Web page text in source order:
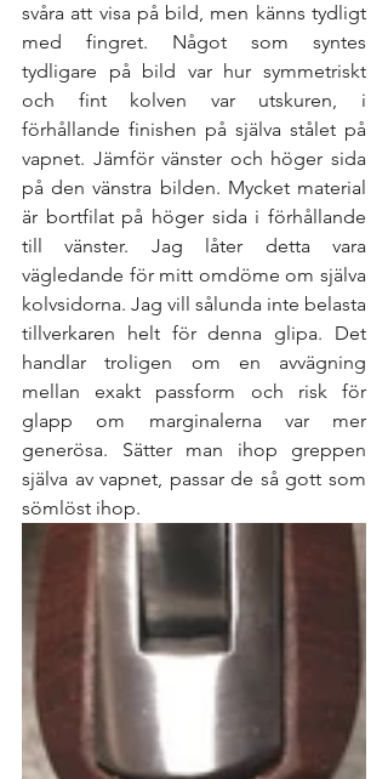
svåra att visa på bild, men känns tydligt
med fingret. Något som syntes
tydligare på bild var hur symmetriskt
och fint kolven var utskuren, i
förhållande finishen på själva stålet på
vapnet. Jämför vänster och höger sida
på den vänstra bilden. Mycket material
är bortfilat på höger sida i förhållande
till vänster. Jag låter detta vara
vägledande för mitt omdöme om själva
kolvsidorna. Jag vill sålunda inte belasta
tillverkaren helt för denna glipa. Det
handlar troligen om en avvägning
mellan exakt passform och risk för
glapp om marginalerna var mer
generösa. Sätter man ihop greppen
själva av vapnet, passar de så gott som
sömlöst ihop.